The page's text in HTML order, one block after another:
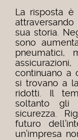
La risposta
sua storia.
sono
pneumatici,
continuano a
si trovano a
ridotti. Il
soltanto gli
sicurezza.
futuro
un’impresa